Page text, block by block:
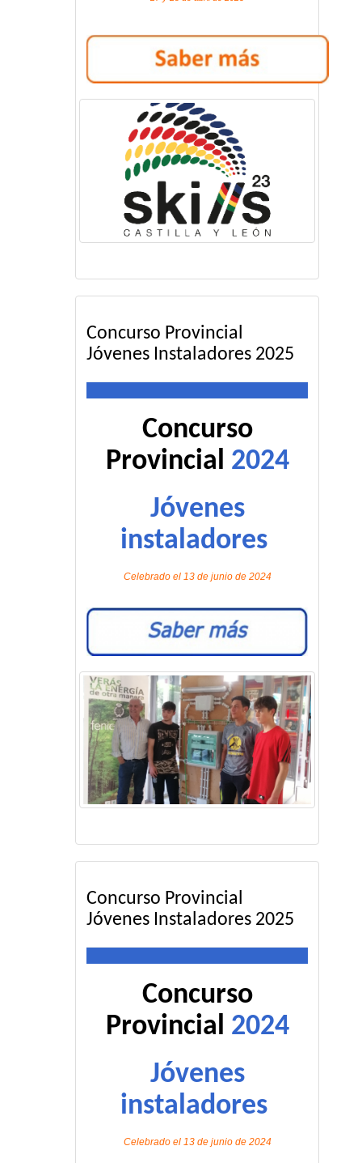
Concurso Provincial
Jóvenes Instaladores 2025
Concurso
Provincial 2024
Jóvenes
instaladores
Celebrado el 13 de junio de 2024
Concurso Provincial
Jóvenes Instaladores 2025
Concurso
Provincial 2024
Jóvenes
instaladores
Celebrado el 13 de junio de 2024